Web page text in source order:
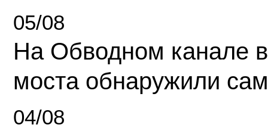
05/08
На Обводном канале
моста обнаружили
04/08